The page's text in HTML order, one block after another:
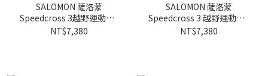
SALOMON 薩洛蒙
Speedcross 3越野運動鞋 /
L47603600 JUL25
NT$7,380
SALOMON 薩洛蒙
Speedcross 3 越野運動鞋 /
L47603700 JUL25
NT$7,380